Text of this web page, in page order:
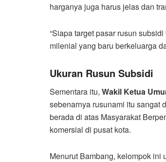
harganya juga harus jelas dan
“Siapa target pasar rusun
milenial yang baru berkeluarga
Ukuran Rusun Subsidi
Sementara itu, Wakil Ketua
sebenarnya rusunami itu sangat
berada di atas Masyarakat
komersial di pusat kota.
Menurut Bambang, kelompok ini